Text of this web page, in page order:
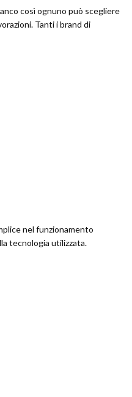
così ognuno può scegliere
Tanti i brand di
nel funzionamento
tecnologia utilizzata.